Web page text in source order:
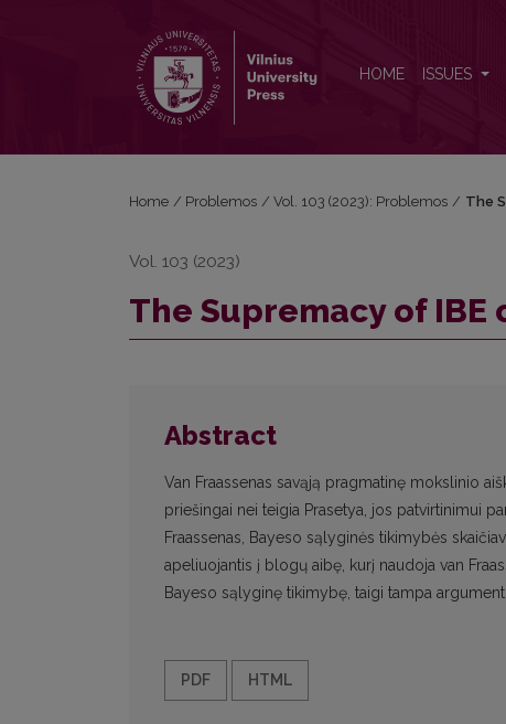
HOME ISSUES
Home / Problemos / Vol. 103 (2023): Problemos / The
Vol. 103 (2023)
The Supremacy of
Abstract
Van Fraassenas savąją pragmatinę mokslinio
priešingai nei teigia Prasetya, jos patvirtinimui
Fraassenas, Bayeso sąlyginės tikimybės
apeliuojantis į blogų aibę, kurį naudoja van
Bayeso sąlyginę tikimybę, taigi tampa
PDF HTML